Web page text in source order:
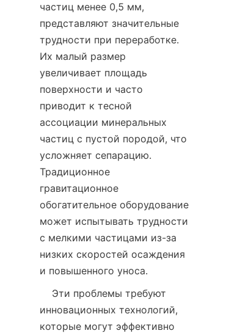
частиц менее 0,5 мм,
представляют значительные
трудности при переработке.
Их малый размер
увеличивает площадь
поверхности и часто
приводит к тесной
ассоциации минеральных
частиц с пустой породой, что
усложняет сепарацию.
Традиционное
гравитационное
обогатительное оборудование
может испытывать трудности
с мелкими частицами из-за
низких скоростей осаждения
инновационных технологий,
которые могут эффективно